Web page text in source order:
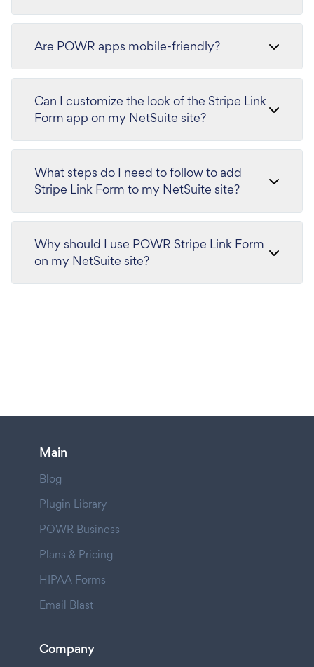
Are POWR apps mobile-friendly?
Can I customize the look of the Stripe Link
Form app on my NetSuite site?
What steps do I need to follow to add
Stripe Link Form to my NetSuite site?
Why should I use POWR Stripe Link Form
on my NetSuite site?
Main
Blog
Plugin Library
POWR Business
Plans & Pricing
HIPAA Forms
Email Blast
Company